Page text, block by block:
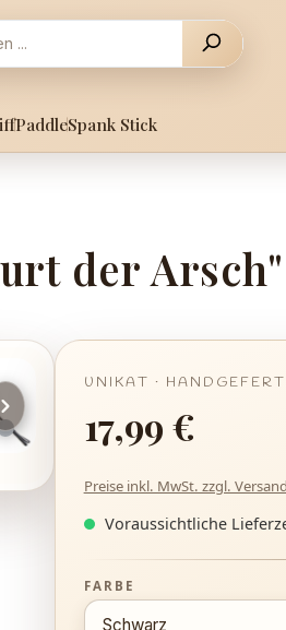
PaddleSpank Stick
der
17,99 €
Preise inkl. MwSt. zzgl.
Voraussichtliche
FARBE